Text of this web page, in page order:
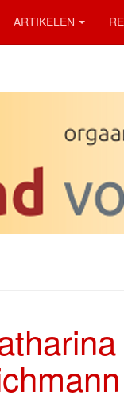
ARTIKELEN